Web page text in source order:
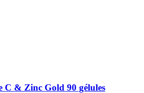
C & Zinc Gold 90 gélules